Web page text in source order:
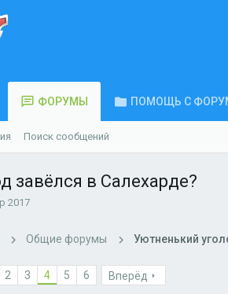
ФОРУМЫ ПОМОЩЬ С
Поиск сообщений
завёлся в Салехарде?
2017
Общие форумы Уютненький
2 3 4 5 6 Вперёд